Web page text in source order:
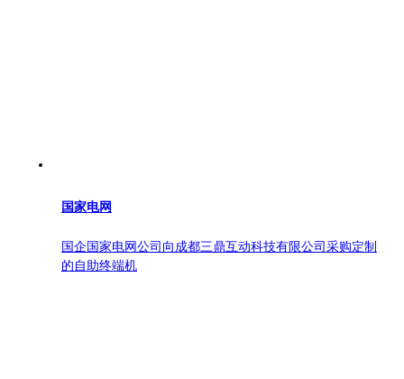
国家电网
国企国家电网公司向成都三鼎互动科技有限公司采购定制
的自助终端机